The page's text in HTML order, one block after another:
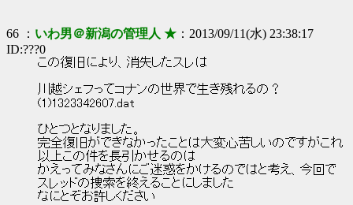
66 ： いわ男＠新潟の管理人 ★ ：2013/09/11(水) 23:38:17
ID:???0
この復旧により、消失したスレは
川越シェフってコナンの世界で生き残れるの？
(1)1323342607.dat
ひとつとなりました。
完全復旧ができなかったことは大変心苦しいのですがこれ
以上この件を長引かせるのは
かえってみなさんにご迷惑をかけるのではと考え、今回で
スレッドの捜索を終えることにしました
なにとぞお許しください